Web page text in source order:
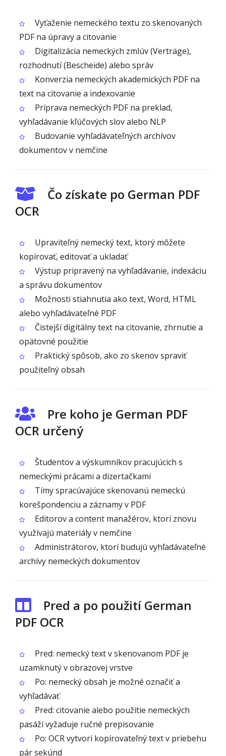
Vyťaženie nemeckého textu zo skenovaných
PDF na úpravy a citovanie
Digitalizácia nemeckých zmlúv (Verträge),
rozhodnutí (Bescheide) alebo správ
Konverzia nemeckých akademických PDF na
text na citovanie a indexovanie
Príprava nemeckých PDF na preklad,
vyhľadávanie kľúčových slov alebo NLP
Budovanie vyhľadávateľných archívov
dokumentov v nemčine
Čo získate po German PDF
OCR
Upraviteľný nemecký text, ktorý môžete
kopírovať, editovať a ukladať
Výstup pripravený na vyhľadávanie, indexáciu
a správu dokumentov
Možnosti stiahnutia ako text, Word, HTML
alebo vyhľadávateľné PDF
Čistejší digitálny text na citovanie, zhrnutie a
opätovné použitie
Praktický spôsob, ako zo skenov spraviť
použiteľný obsah
Pre koho je German PDF
OCR určený
Študentov a výskumníkov pracujúcich s
nemeckými prácami a dizertačkami
Tímy spracúvajúce skenovanú nemeckú
korešpondenciu a záznamy v PDF
Editorov a content manažérov, ktorí znovu
využívajú materiály v nemčine
Administrátorov, ktorí budujú vyhľadávateľné
archívy nemeckých dokumentov
Pred a po použití German
PDF OCR
Pred: nemecký text v skenovanom PDF je
uzamknutý v obrazovej vrstve
Po: nemecký obsah je možné označiť a
vyhľadávať
Pred: citovanie alebo použitie nemeckých
pasáží vyžaduje ručné prepisovanie
Po: OCR vytvorí kopírovateľný text v priebehu
pár sekúnd